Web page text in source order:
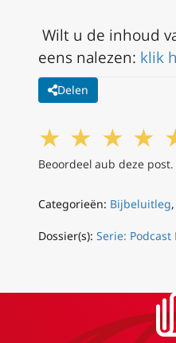
Wilt u de inhoud
eens nalezen: klik
Delen
★ ★ ★ ★
Beoordeel aub deze post.
Categorieën: Bijbeluitleg,
Dossier(s): Serie: